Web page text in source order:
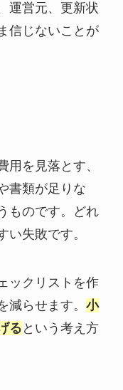
運営元、更新状
信じないことが
用を見落とす、
書類が足りな
ものです。どれ
い失敗です。
ックリストを作
減らせます。 小
る という考え方